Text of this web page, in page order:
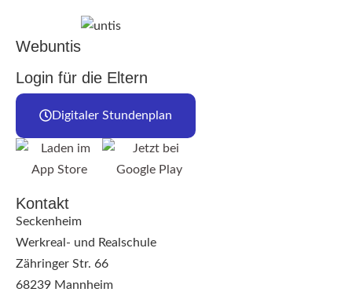
Webuntis
Login für die Eltern
Digitaler Stundenplan
Kontakt
Seckenheim
Werkreal- und Realschule
Zähringer Str. 66
68239 Mannheim